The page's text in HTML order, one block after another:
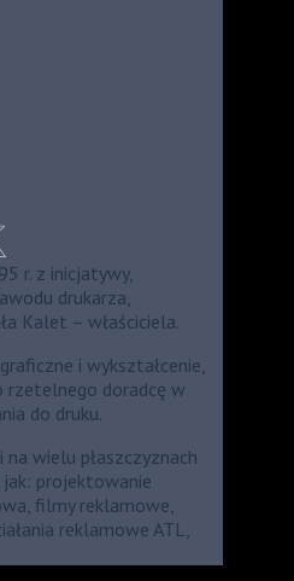
r. z inicjatywy,
drukarza,
Kalet – właściciela.
i wykształcenie,
rzetelnego doradcę w
do druku.
na wielu płaszczyznach
projektowanie
filmy reklamowe,
reklamowe ATL,